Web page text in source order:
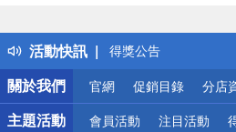
活動快訊
得獎公告
熱門話題
銀行優惠
偏遠地區配送
詐騙網頁！請小心！
關於我們
官網 促銷目錄 分店
主題活動 會員活動 注目活動